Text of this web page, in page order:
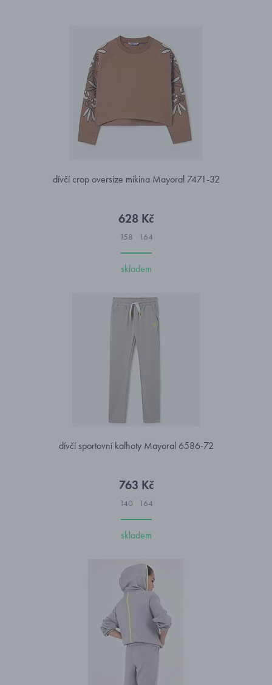
dívčí crop oversize mikina Mayoral 7471-32
628 Kč
158 164
skladem
dívčí sportovní kalhoty Mayoral 6586-72
763 Kč
140 164
skladem